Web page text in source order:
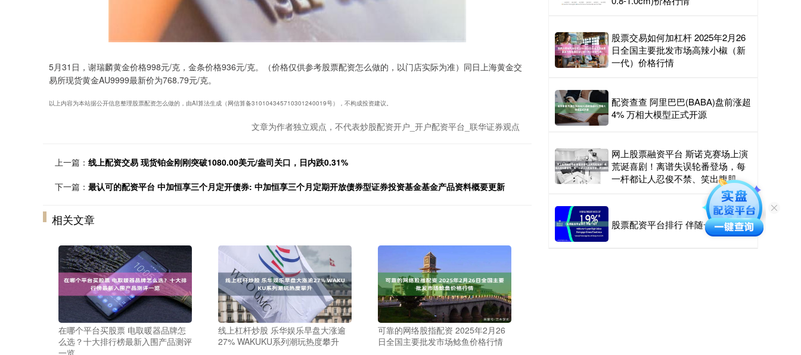
5月31日，谢瑞麟黄金价格998元/克，金条价格936元/克。（价格仅供参考股票配资怎么做的，以门店实际为准）同日上海黄金交
易所现货黄金AU9999最新价为768.79元/克。
以上内容为本站据公开信息整理股票配资怎么做的，由AI算法生成（网信算备310104345710301240019号），不构成投资建议。
文章为作者独立观点，不代表炒股配资开户_开户配资平台_联华证券观点
上一篇： 线上配资交易 现货铂金刚刚突破1080.00美元/盎司关口，日内跌0.31%
下一篇： 最认可的配资平台 中加恒享三个月定开债券: 中加恒享三个月定期开放债券型证券投资基金基金产品资料概要更新
相关文章
在哪个平台买股票 电取暖器品牌怎
么选？十大排行榜最新入围产品测评
一览
线上杠杆炒股 乐华娱乐早盘大涨逾
27% WAKUKU系列潮玩热度攀升
可靠的网络股指配资 2025年2月26
日全国主要批发市场鲶鱼价格行情
股票交易如何加杠杆 2025年2月26
日全国主要批发市场高辣小椒（新
一代）价格行情
配资查查 阿里巴巴(BABA)盘前涨超
4% 万相大模型正式开源
网上股票融资平台 斯诺克赛场上演
荒诞喜剧！离谱失误轮番登场，每
一杆都让人忍俊不禁、笑出腹肌
股票配资平台排行 伴随一场4